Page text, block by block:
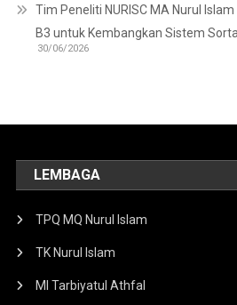
Tim Peneliti NURISC MA Nurul
B3 untuk Kembangkan Sistem
30/06/2026
LEMBAGA
TPQ MQ Nurul Islam
TK Nurul Islam
MI Tarbiyatul Athfal